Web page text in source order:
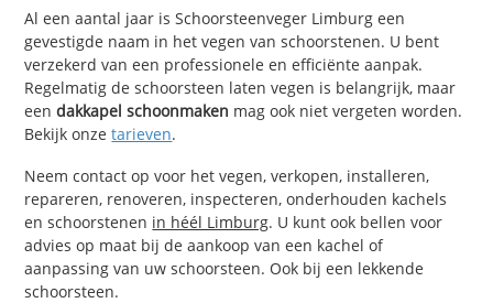
Al een aantal jaar is Schoorsteenveger Limburg een
gevestigde naam in het vegen van schoorstenen. U bent
verzekerd van een professionele en efficiënte aanpak.
Regelmatig de schoorsteen laten vegen is belangrijk, maar
eendakkapel schoonmaken mag ook niet vergeten worden.
Bekijk onzetarieven.
Neem contact op voor het vegen, verkopen, installeren,
repareren, renoveren, inspecteren, onderhouden kachels
en schoorstenen in héél Limburg. U kunt ook bellen voor
advies op maat bij de aankoop van een kachel of
aanpassing van uw schoorsteen. Ook bij een lekkende
schoorsteen.